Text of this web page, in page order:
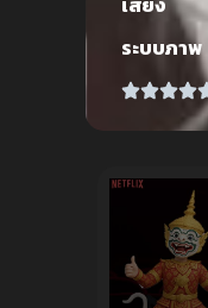
ระบบภาพ